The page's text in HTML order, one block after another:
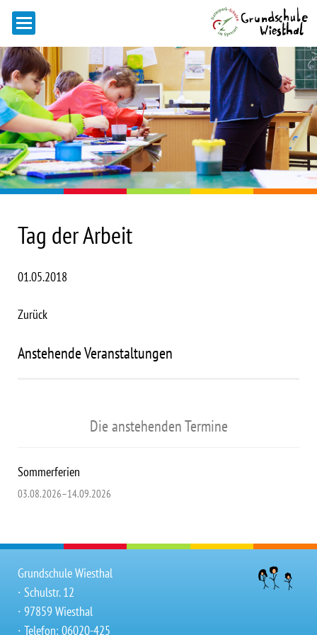
Tag der Arbeit
01.05.2018
Zurück
Anstehende Veranstaltungen
Die anstehenden Termine
Sommerferien
03.08.2026–14.09.2026
Grundschule Wiesthal
∙ Schulstr. 12
∙ 97859 Wiesthal
∙ Telefon: 06020-425